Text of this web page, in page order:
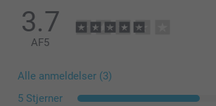
3.7
AF5
Alle anmeldelser (3)
5 Stjerner